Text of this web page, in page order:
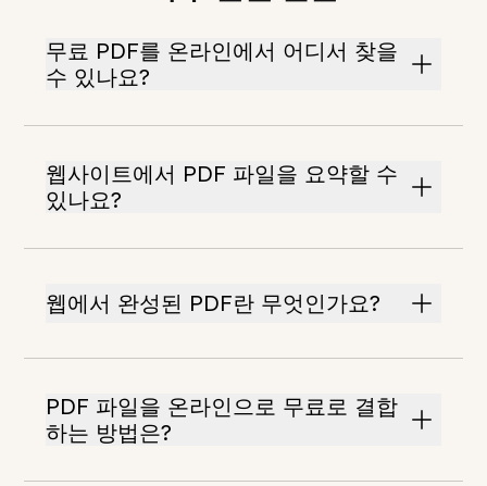
무료 PDF를 온라인에서 어디서 찾을
수 있나요?
웹사이트에서 PDF 파일을 요약할 수
있나요?
웹에서 완성된 PDF란 무엇인가요?
PDF 파일을 온라인으로 무료로 결합
하는 방법은?